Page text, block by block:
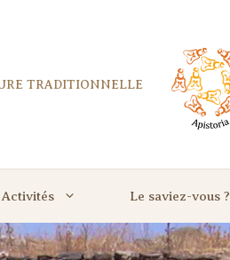
TRADITIONNELLE
Activités Le saviez-vous ?